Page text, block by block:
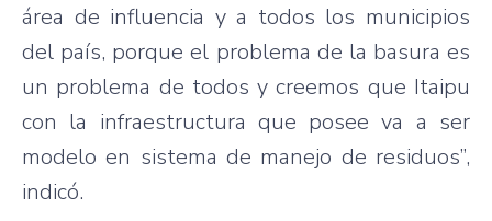
área de influencia y a todos los municipios
del país, porque el problema de la basura es
un problema de todos y creemos que Itaipu
con la infraestructura que posee va a ser
modelo en sistema de manejo de residuos”,
indicó.